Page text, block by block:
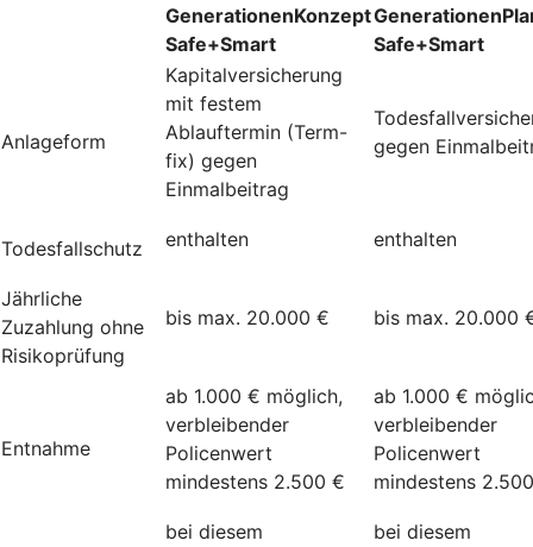
GenerationenKonzept
Safe+Smart
Safe+Smart
Anlageform
Kapitalversicherung
mit festem
Ablauftermin (Term-
fix) gegen
Einmalbeitrag
gegen
Todesfallschutz enthalten enthalten
Jährliche
Zuzahlung ohne
Risikoprüfung
bis max. 20.000 € bis max. 20.000
Entnahme
ab 1.000 € möglich,
verbleibender
Policenwert
mindestens 2.500 €
ab 1.000 €
verbleibender
Policenwert
mindestens
bei diesem
bei diesem